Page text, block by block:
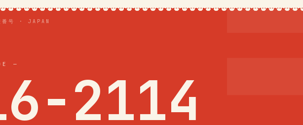
号 · JAPAN
—
2114